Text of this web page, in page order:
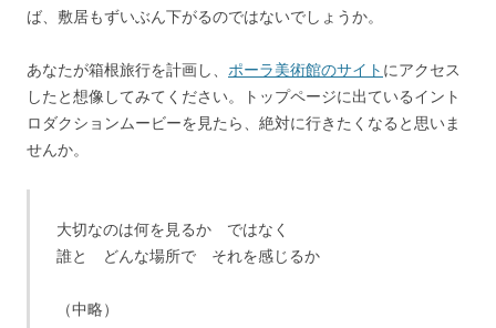
ば、敷居もずいぶん下がるのではないでしょうか。
あなたが箱根旅行を計画し、 ポーラ美術館のサイト にアクセス
したと想像してみてください。トップページに出ているイント
ロダクションムービーを見たら、絶対に行きたくなると思いま
せんか。
大切なのは何を見るか ではなく
誰と どんな場所で それを感じるか
（中略）